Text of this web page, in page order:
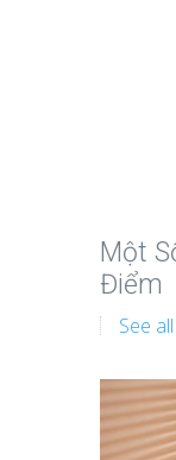
Một
Điểm
See